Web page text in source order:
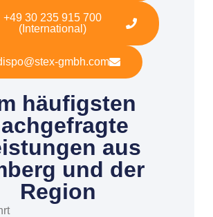
+49 30 235 915 700
(International)
gmbh.com
häufigsten
aus
und der
Region